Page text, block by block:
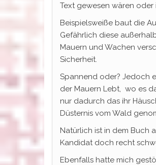
Text gewesen wären
Beispielsweiße baut die
Gefährlich diese
Mauern und Wachen
Sicherheit.
Spannend oder? Jedoch
der Mauern Lebt, wo es
nur dadurch das ihr
Düsternis vom Wald
Natürlich ist in dem Buch
Kandidat doch recht
Ebenfalls hatte mich